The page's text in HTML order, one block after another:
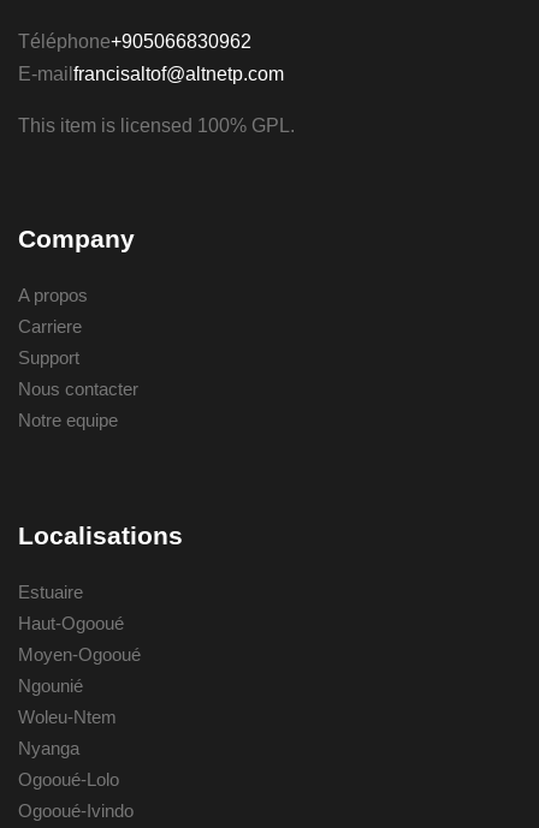
Téléphone+905066830962
E-mail francisaltof@altnetp.com
This item is licensed 100% GPL.
Company
A propos
Carriere
Support
Nous contacter
Notre equipe
Localisations
Estuaire
Haut-Ogooué
Moyen-Ogooué
Ngounié
Woleu-Ntem
Nyanga
Ogooué-Lolo
Ogooué-Ivindo